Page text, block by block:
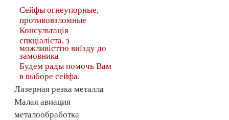
Сейфы огнеупорные,
противовзломные
Консультація
спкціаліста, з
можливісттю виїзду до
замовника
Будем рады помочь Вам
в выборе сейфа.
Лазерная резка металла
Малая авиация
металообработка